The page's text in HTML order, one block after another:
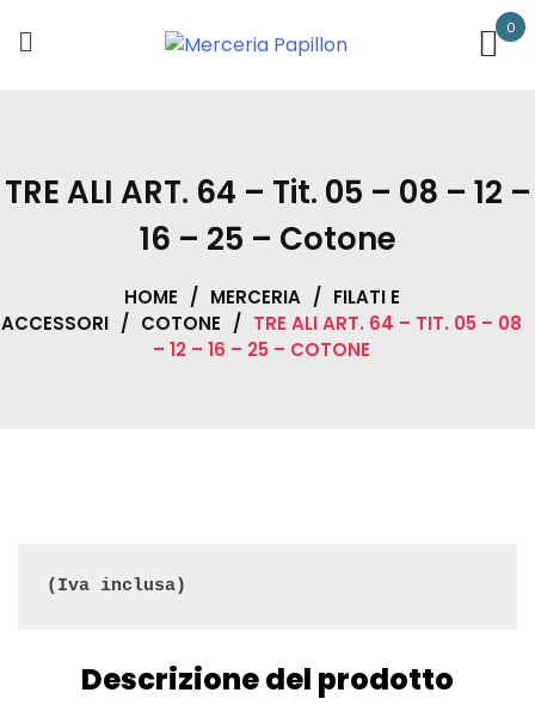
0
TRE ALI ART. 64 – Tit. 05 – 08 – 12 –
16 – 25 – Cotone
HOME / MERCERIA / FILATI E
ACCESSORI / COTONE / TRE ALI ART. 64 – TIT. 05 – 08
– 12 – 16 – 25 – COTONE
(Iva inclusa)
Descrizione del prodotto